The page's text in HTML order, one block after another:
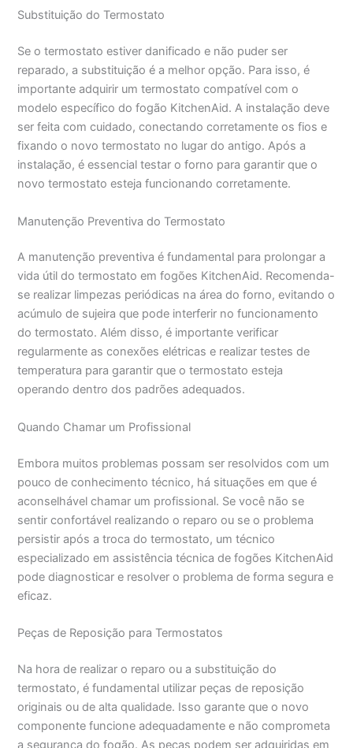
Substituição do Termostato
Se o termostato estiver danificado e não puder ser
reparado, a substituição é a melhor opção. Para isso, é
importante adquirir um termostato compatível com o
modelo específico do fogão KitchenAid. A instalação deve
ser feita com cuidado, conectando corretamente os fios e
fixando o novo termostato no lugar do antigo. Após a
instalação, é essencial testar o forno para garantir que o
novo termostato esteja funcionando corretamente.
Manutenção Preventiva do Termostato
A manutenção preventiva é fundamental para prolongar a
vida útil do termostato em fogões KitchenAid. Recomenda-
se realizar limpezas periódicas na área do forno, evitando o
acúmulo de sujeira que pode interferir no funcionamento
do termostato. Além disso, é importante verificar
regularmente as conexões elétricas e realizar testes de
temperatura para garantir que o termostato esteja
operando dentro dos padrões adequados.
Quando Chamar um Profissional
Embora muitos problemas possam ser resolvidos com um
pouco de conhecimento técnico, há situações em que é
aconselhável chamar um profissional. Se você não se
sentir confortável realizando o reparo ou se o problema
persistir após a troca do termostato, um técnico
especializado em assistência técnica de fogões KitchenAid
pode diagnosticar e resolver o problema de forma segura e
eficaz.
Peças de Reposição para Termostatos
Na hora de realizar o reparo ou a substituição do
termostato, é fundamental utilizar peças de reposição
originais ou de alta qualidade. Isso garante que o novo
componente funcione adequadamente e não comprometa
a segurança do fogão. As peças podem ser adquiridas em